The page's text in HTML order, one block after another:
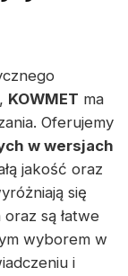
KOWMET ma
Oferujemy
w wersjach
jakość oraz
się
są łatwe
wyborem w
i